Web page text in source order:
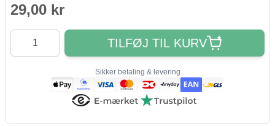
29,00 kr
Antal
TILFØJ TIL KURV
Sikker betaling & levering